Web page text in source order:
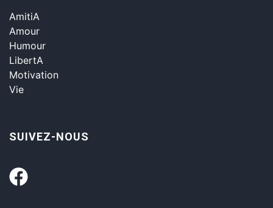
AmitiA
Amour
Humour
LibertA
Motivation
Vie
SUIVEZ-NOUS